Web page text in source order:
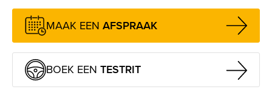
MAAK EEN AFSPRAAK
BOEK EEN TESTRIT